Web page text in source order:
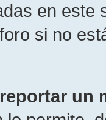
en este
si no
un